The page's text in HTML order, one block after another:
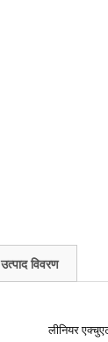
उत्पाद विवरण
लीनियर